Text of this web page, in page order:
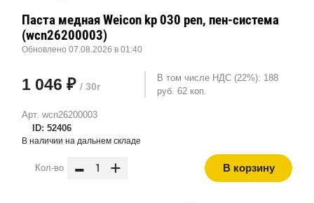
Арт. wcn26200003
ID: 52406
Паста медная Weicon kp 030 pen, пен-система
(wcn26200003)
Обновлено 07.08.2026 в 01:40
1 046 ₽ / 30г
В том числе НДС (22%): 188
руб. 62 коп.
В наличии на дальнем складе
Кол-во - + В корзину